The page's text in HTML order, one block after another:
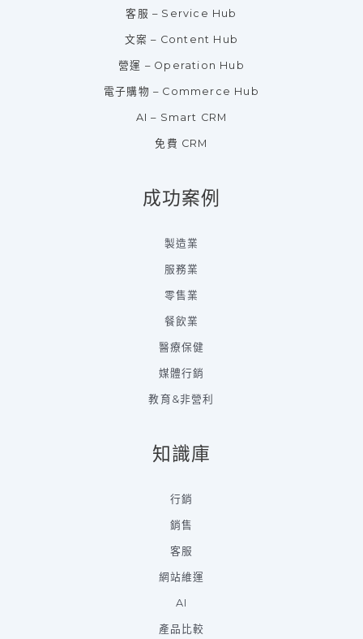
客服 – Service Hub
文案 – Content Hub
營運 – Operation Hub
電子購物 – Commerce Hub
AI – Smart CRM
免費 CRM
成功案例
製造業
服務業
零售業
餐飲業
醫療保健
媒體行銷
教育&非營利
知識庫
行銷
銷售
客服
網站維運
AI
產品比較